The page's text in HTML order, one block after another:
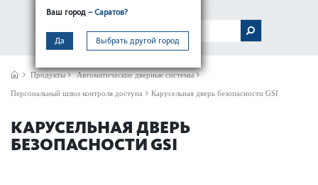
Ваш город – Саратов?
Да Выбрать другой город
МЕНЮ
Продукты Автом­ат­ические дверные сис­темы
Персональный шлюз контроля доступа Карусельная дверь безопасности GSI
КАРУСЕЛЬНАЯ ДВЕРЬ
БЕЗОПАСНОСТИ GSI